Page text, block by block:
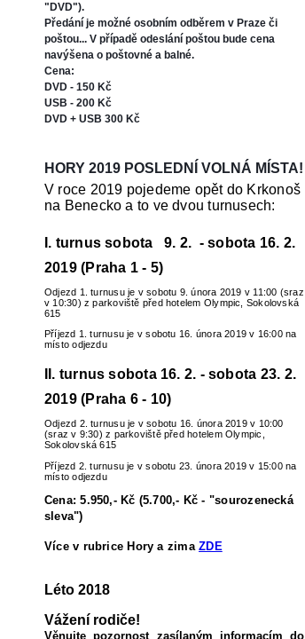
"DVD").
Předání je možné osobním odběrem v Praze či
poštou... V případě odeslání poštou bude cena
navýšena o poštovné a balné.
Cena:
DVD - 150 Kč
USB - 200 Kč
DVD + USB 300 Kč
HORY 2019 POSLEDNÍ VOLNÁ MÍSTA!
V roce 2019 pojedeme opět do Krkonoš
na Benecko a to ve dvou turnusech:
I. turnus sobota 9. 2. - sobota 16. 2.
2019 (Praha 1 - 5)
Odjezd 1. turnusu je v sobotu 9. února 2019 v 11:00 (sraz
v 10:30) z parkoviště před hotelem Olympic, Sokolovská
615
Příjezd 1. turnusu je v sobotu 16. února 2019 v 16:00 na
místo odjezdu
II. turnus sobota 16. 2. - sobota 23. 2.
2019 (Praha 6 - 10)
Odjezd 2. turnusu je v sobotu 16. února 2019 v 10:00
(sraz v 9:30) z parkoviště před hotelem Olympic,
Sokolovská 615
Příjezd 2. turnusu je v sobotu 23. února 2019 v 15:00 na
místo odjezdu
Cena: 5.950,- Kč (5.700,- Kč - "sourozenecká
sleva")
Více v rubrice Hory a zimaZDE
Léto 2018
Vážení rodiče!
Věnujte pozornost zasílaným informacím do